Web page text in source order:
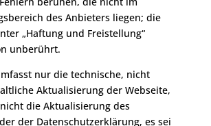
des Anbieters liegen; die
„Haftung und Freistellung“
unberührt.
nur die technische, nicht
Aktualisierung der Webseite,
die Aktualisierung des
der Datenschutzerklärung, es sei